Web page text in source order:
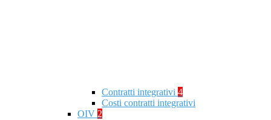
Contratti integrativi 4
Costi contratti integrativi
OIV 2